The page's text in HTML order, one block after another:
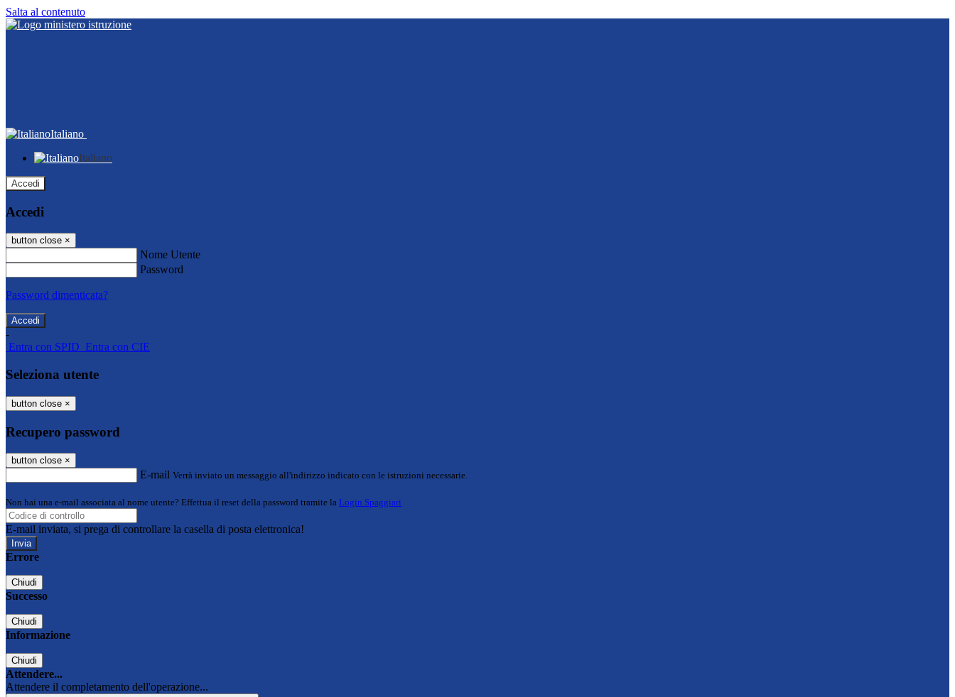
Salta al contenuto
Italiano
Italiano
Accedi
Accedi
button close ×
Nome Utente
Password
Password dimenticata?
-
Entra con SPID Entra con CIE
Seleziona utente
button close ×
Recupero password
button close ×
E-mail Verrà inviato un messaggio all'indirizzo indicato con le istruzioni necessarie.
Non hai una e-mail associata al nome utente? Effettua il reset della password tramite la Login Spaggiari
E-mail inviata, si prega di controllare la casella di posta elettronica!
Errore
Chiudi
Successo
Chiudi
Informazione
Chiudi
Attendere...
Attendere il completamento dell'operazione...